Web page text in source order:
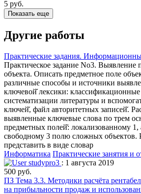
5 руб.
Показать еще
Другие работы
Практические задания.
Практическое задание No3. Выявление
объекта. Описать предметное поле
различные способы и источники
ключевой̆ лексики:
систематизации литературы и
ключей̆, файл авторитетных записей̆.
выявленные ключевые слова по трем
предметных полей̆: локализованному
свободному 3 полю сложных объектов.
представить в виде словар
Информатика Практические занятия и
studypro3 : 1 августа 2019
500 руб.
ПЗ Тема 3.3. Методики расчёта
на прибыльности продаж и